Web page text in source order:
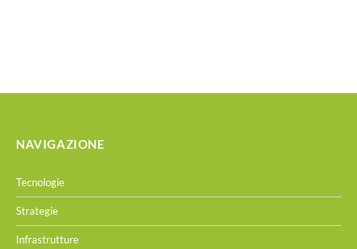
NAVIGAZIONE
Tecnologie
Strategie
Infrastrutture